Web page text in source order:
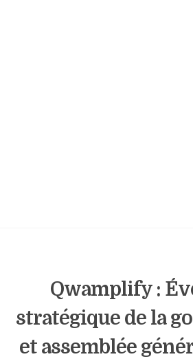
Qwamplify :
stratégique de la
et assemblée